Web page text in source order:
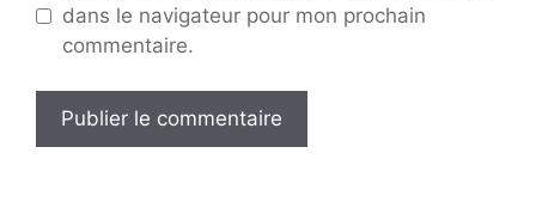
dans le navigateur pour mon prochain
commentaire.